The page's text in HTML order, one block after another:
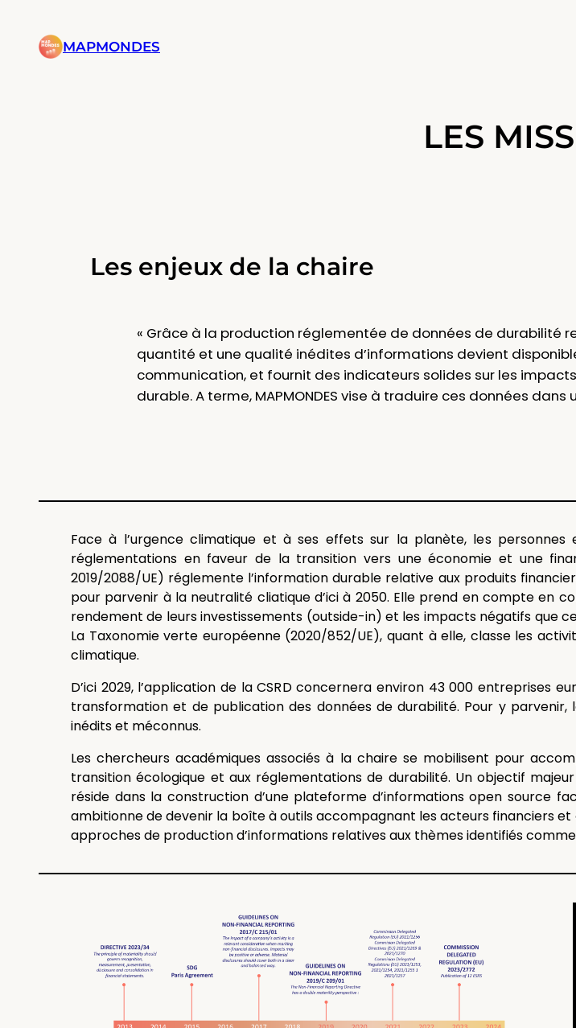
contenu
MAPMONDES
LES
Les enjeux de la chaire
« Grâce à la production réglementée de données de durabilité
quantité et une qualité inédites d’informations devient
communication, et fournit des indicateurs solides sur les
durable. A terme, MAPMONDES vise à traduire ces données
Face à l’urgence climatique et à ses effets sur la planète, les
réglementations en faveur de la transition vers une économie et une
2019/2088/UE) réglemente l’information durable relative aux produits
pour parvenir à la neutralité cliatique d’ici à 2050. Elle prend en compte en
rendement de leurs investissements (outside-in) et les impacts négatifs que
La Taxonomie verte européenne (2020/852/UE), quant à elle, classe les
climatique.
D’ici 2029, l’application de la CSRD concernera environ 43 000 entreprises
transformation et de publication des données de durabilité. Pour y
inédits et méconnus.
Les chercheurs académiques associés à la chaire se mobilisent pour
transition écologique et aux réglementations de durabilité. Un objectif
réside dans la construction d’une plateforme d’informations open source
ambitionne de devenir la boîte à outils accompagnant les acteurs financiers
approches de production d’informations relatives aux thèmes identifiés